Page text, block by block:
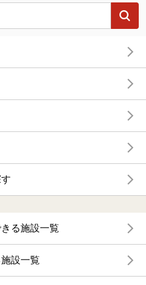
る施設一覧
設一覧